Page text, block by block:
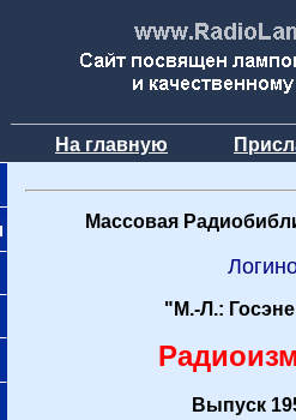
На главную
Массовая
"М.-Л.:
Выпуск